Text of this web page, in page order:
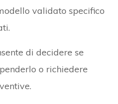
validato specifico
di decidere se
o richiedere